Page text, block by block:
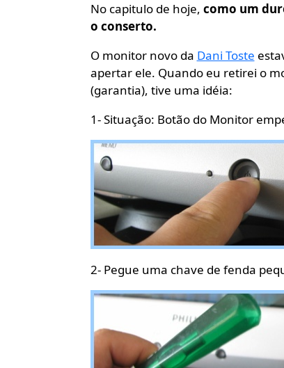
No capitulo de hoje, como um
o conserto.
O monitor novo da Dani Toste
apertar ele. Quando eu retirei o
(garantia), tive uma idéia:
1- Situação: Botão do Monitor
2- Pegue uma chave de fenda